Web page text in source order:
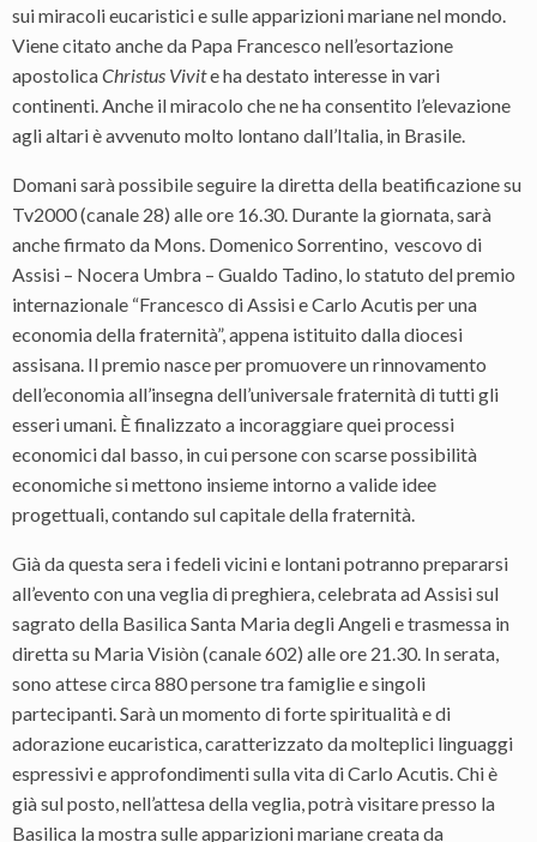
sui miracoli eucaristici e sulle apparizioni mariane nel mondo.
Viene citato anche da Papa Francesco nell’esortazione
apostolicaChristus Vivite ha destato interesse in vari
continenti. Anche il miracolo che ne ha consentito l’elevazione
agli altari è avvenuto molto lontano dall’Italia, in Brasile.
Domani sarà possibile seguire la diretta della beatificazione su
Tv2000 (canale 28) alle ore 16.30. Durante la giornata, sarà
anche firmato da Mons. Domenico Sorrentino, vescovo di
Assisi – Nocera Umbra – Gualdo Tadino, lo statuto del premio
internazionale “Francesco di Assisi e Carlo Acutis per una
economia della fraternità”, appena istituito dalla diocesi
assisana. Il premio nasceper promuovere un rinnovamento
dell’economia all’insegna dell’universale fraternità di tutti gli
esseri umani. È finalizzato a incoraggiare quei processi
economici dal basso, in cui persone con scarse possibilità
economiche si mettono insieme intorno a valide idee
progettuali, contando sul capitale della fraternità.
Già da questa sera i fedeli vicini e lontani potranno prepararsi
all’evento con una veglia di preghiera, celebrata ad Assisi sul
sagrato della Basilica Santa Maria degli Angeli e trasmessa in
diretta su Maria Visiòn (canale 602) alle ore 21.30. In serata,
sono attese circa 880 persone tra famiglie e singoli
partecipanti. Sarà un momento di forte spiritualità e di
adorazione eucaristica, caratterizzato da molteplici linguaggi
espressivi e approfondimenti sulla vita di Carlo Acutis. Chi è
già sul posto, nell’attesa della veglia, potrà visitare presso la
Basilica la mostra sulle apparizioni mariane creata da